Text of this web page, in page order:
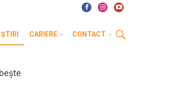
ȘTIRI CARIERE CONTACT